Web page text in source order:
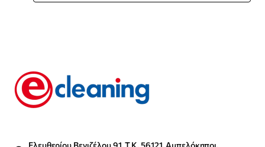
Ελευθερίου Βενιζέλου 91, Τ.Κ. 56121, Αμπελόκηποι,